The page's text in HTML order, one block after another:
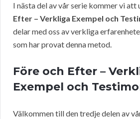
I nästa del av vår serie kommer vi
Efter – Verkliga Exempel och
delar med oss av verkliga
som har provat denna metod.
Före och Efter –
Exempel och
Välkommen till den tredje delen av